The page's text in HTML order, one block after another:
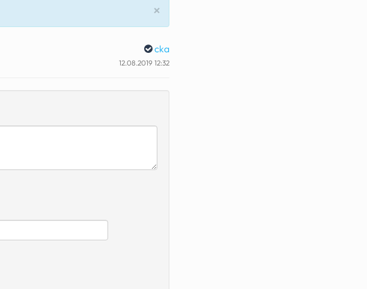
×Sluiten
cka
12.08.2019 12:32